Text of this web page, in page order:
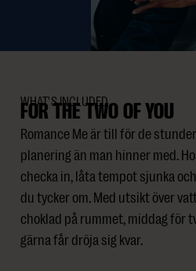
WHAT'S INCLUDED
FOR THE TWO OF YOU
Romance Me är till för de
planering än man hinner med.
checka in, låta tempot sjunka
du tycker om. Med utsikt över
choklad på rummet, middag för
gärna får dröja sig kvar.